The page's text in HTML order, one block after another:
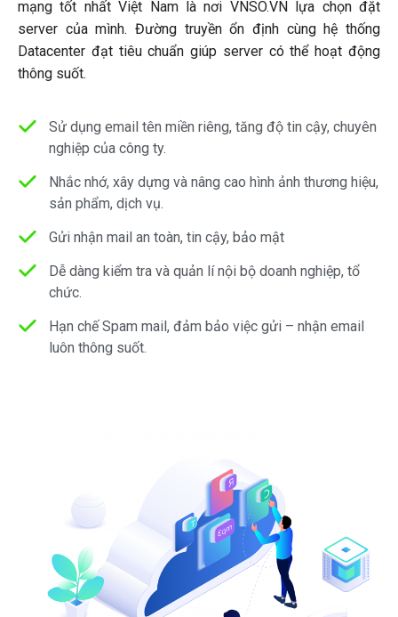
mạng tốt nhất Việt Nam là nơi VNSO.VN lựa chọn đặt
server của mình. Đường truyền ổn định cùng hệ thống
Datacenter đạt tiêu chuẩn giúp server có thể hoạt động
thông suốt.
Sử dụng email tên miền riêng, tăng độ tin cậy, chuyên
nghiệp của công ty.
Nhắc nhớ, xây dựng và nâng cao hình ảnh thương hiệu,
sản phẩm, dịch vụ.
Gửi nhận mail an toàn, tin cậy, bảo mật
Dễ dàng kiểm tra và quản lí nội bộ doanh nghiệp, tổ
chức.
Hạn chế Spam mail, đảm bảo việc gửi – nhận email
luôn thông suốt.